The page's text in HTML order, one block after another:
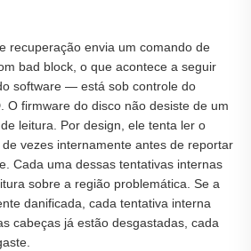
recuperação envia um comando de
bad block, o que acontece a seguir
software — está sob controle do
O firmware do disco não desiste de um
leitura. Por design, ele tenta ler o
vezes internamente antes de reportar
Cada uma dessas tentativas internas
sobre a região problemática. Se a
danificada, cada tentativa interna
cabeças já estão desgastadas, cada